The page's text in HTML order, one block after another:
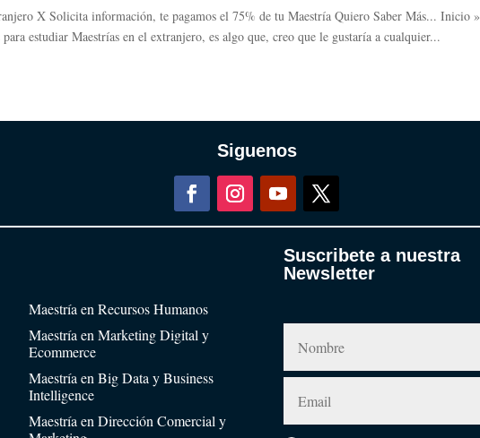
X Solicita información, te pagamos el 75% de tu Maestría Quiero Saber Más... Inicio »
estudiar Maestrías en el extranjero, es algo que, creo que le gustaría a cualquier...
Siguenos
Maestría en Recursos Humanos
Maestría en Marketing Digital y
Ecommerce
Maestría en Big Data y Business
Intelligence
Maestría en Dirección Comercial y
Suscribete a nuestra
Newsletter